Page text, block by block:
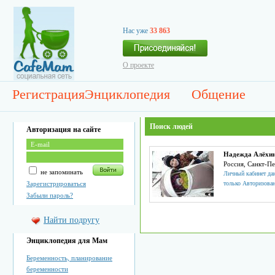
Нас уже 33 863
О проекте
РегистрацияЭнциклопедия Общение
Авторизация на сайте
не запоминать
Зарегистрироваться
Забыли пароль?
Найти подругу
Энциклопедия для Мам
Беременность, планирование
беременности
Поиск людей
Надежда
Россия, Санкт-
Личный кабинет
только